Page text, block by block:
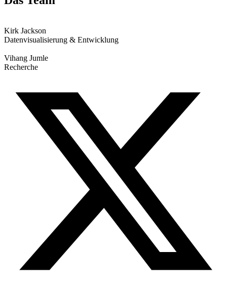
Kirk Jackson
Datenvisualisierung & Entwicklung
Vihang Jumle
Recherche